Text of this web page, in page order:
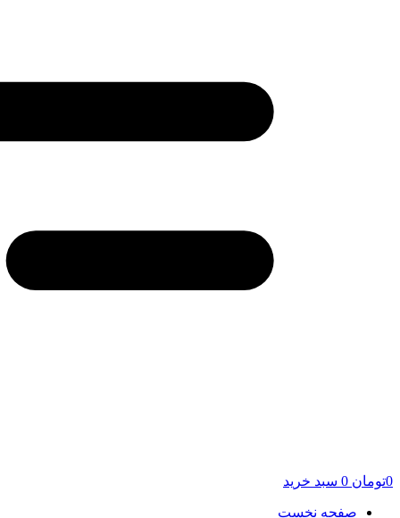
0تومان 0 سبد خرید
صفحه نخست